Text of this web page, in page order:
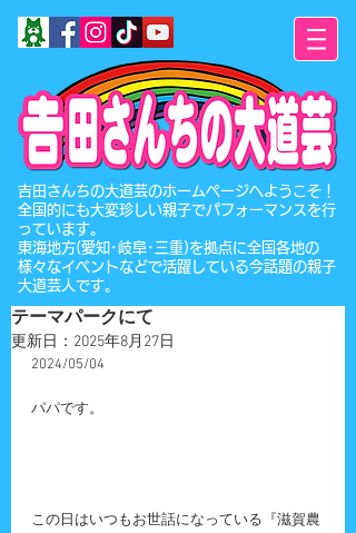
​吉田さんちの大道芸のホームページへようこそ！
全国的にも大変珍しい親子でパフォーマンスを行
っています。
東海地方(愛知･岐阜･三重)を拠点に全国各地の
様々なイベントなどで活躍している今話題の親子
大道芸人です。
テーマパークにて
更新日： 2025年8月27日
2024/05/04
パパです。
この日はいつもお世話になっている『滋賀農